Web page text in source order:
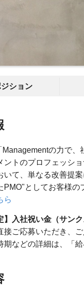
ション
Managementの力で
ントのプロフェッシ
いて、単なる改善提
PMO"としてお客様の
ら
】入社祝い金（サン
接ご応募いただき、
などの詳細は、「給